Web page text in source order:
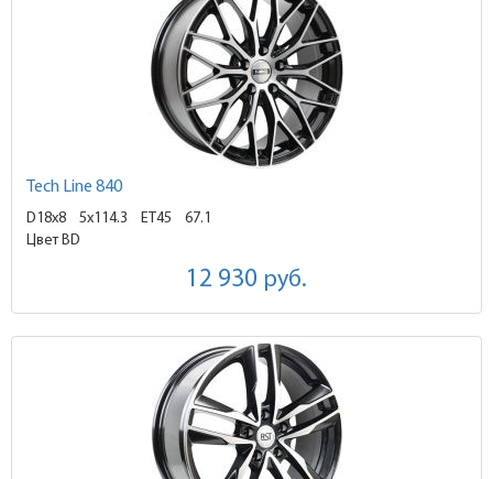
Tech Line 840
D18x8 5x114.3 ET45
67.1
Цвет BD
12 930 руб.